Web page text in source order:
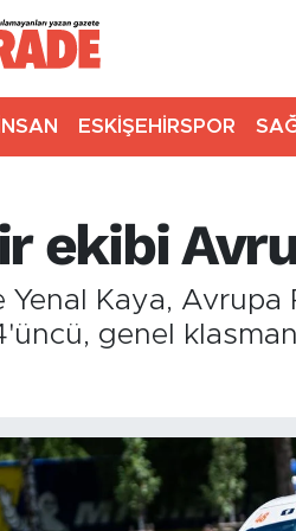
ESKİŞEHİRSPOR
ekibi
Yenal Kaya, Avrupa
4'üncü, genel